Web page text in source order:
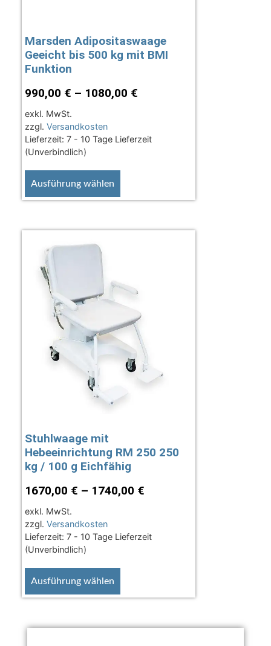
Marsden Adipositaswaage
Geeicht bis 500 kg mit BMI
Funktion
990,00 € – 1080,00 €
exkl. MwSt.
zzgl. Versandkosten
Lieferzeit: 7 - 10 Tage Lieferzeit
(Unverbindlich)
Ausführung wählen
Stuhlwaage mit
Hebeeinrichtung RM 250 250
kg / 100 g Eichfähig
1670,00 € – 1740,00 €
exkl. MwSt.
zzgl. Versandkosten
Lieferzeit: 7 - 10 Tage Lieferzeit
(Unverbindlich)
Ausführung wählen